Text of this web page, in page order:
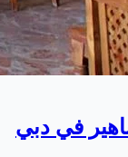
في دبي